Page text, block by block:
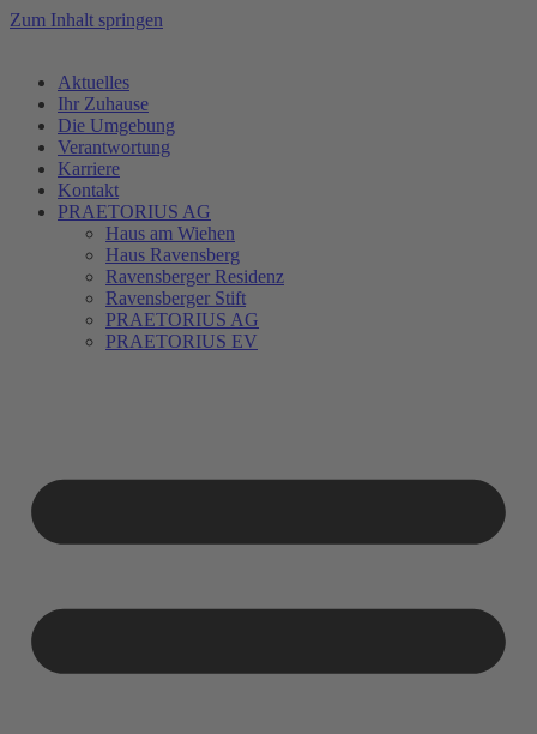
Zum Inhalt springen
Aktuelles
Ihr Zuhause
Die Umgebung
Verantwortung
Karriere
Kontakt
PRAETORIUS AG
Haus am Wiehen
Haus Ravensberg
Ravensberger Residenz
Ravensberger Stift
PRAETORIUS AG
PRAETORIUS EV